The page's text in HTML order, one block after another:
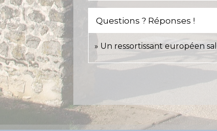
Questions ? Réponses !
Un ressortissant européen